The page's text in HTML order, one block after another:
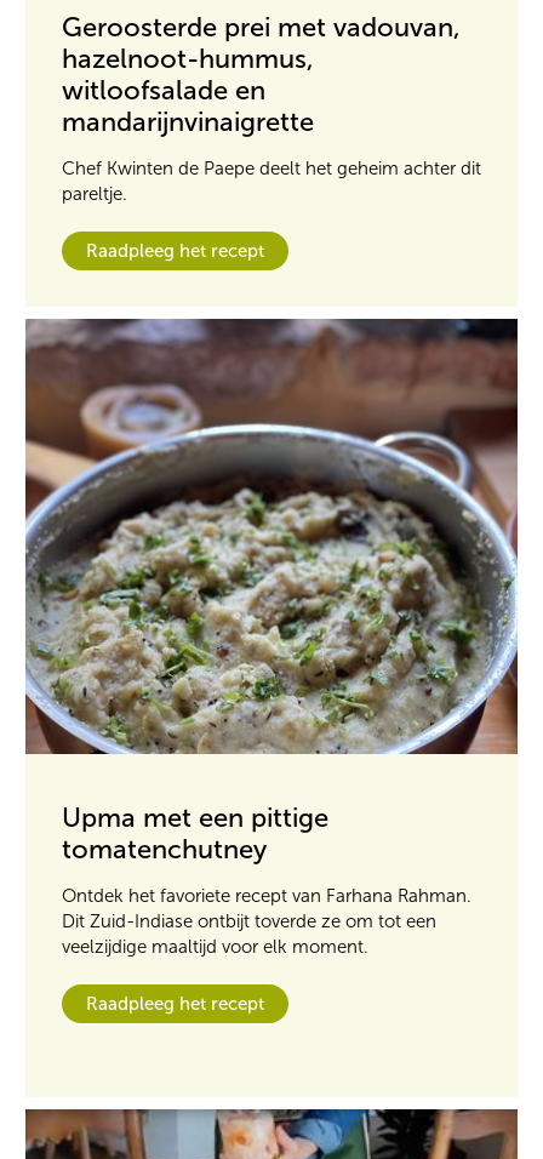
Geroosterde prei met vadouvan,
hazelnoot-hummus,
witloofsalade en
mandarijnvinaigrette
Chef Kwinten de Paepe deelt het geheim achter dit
pareltje.
Raadpleeg het recept
Upma met een pittige
tomatenchutney
Ontdek het favoriete recept van Farhana Rahman.
Dit Zuid-Indiase ontbijt toverde ze om tot een
veelzijdige maaltijd voor elk moment.
Raadpleeg het recept